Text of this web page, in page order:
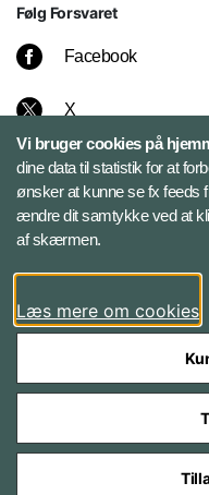
Følg Forsvaret
Facebook
X
Instagram
Bluesky
LinkedIn
Styrelser og
Vi bruger cookies på
dine data til statistik for at
ønsker at kunne se fx feeds
ændre dit samtykke ved at
af skærmen.
Læs mere om cookies